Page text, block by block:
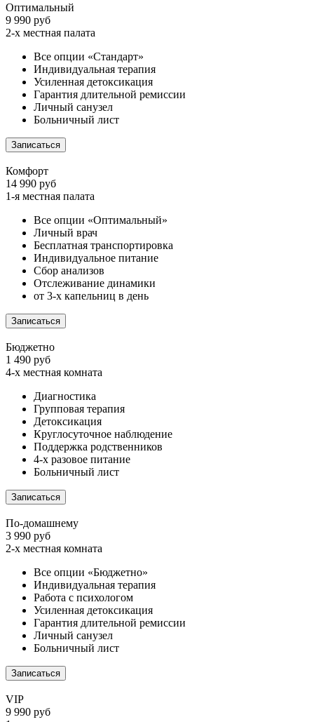
Оптимальный
9 990 руб
2-х местная палата
Все опции «Стандарт»
Индивидуальная терапия
Усиленная детоксикация
Гарантия длительной ремиссии
Личный санузел
Больничный лист
Записаться
Комфорт
14 990 руб
1-я местная палата
Все опции «Оптимальный»
Личный врач
Бесплатная транспортировка
Индивидуальное питание
Сбор анализов
Отслеживание динамики
от 3-х капельниц в день
Записаться
Бюджетно
1 490 руб
4-х местная комната
Диагностика
Групповая терапия
Детоксикация
Круглосуточное наблюдение
Поддержка родственников
4-х разовое питание
Больничный лист
Записаться
По-домашнему
3 990 руб
2-х местная комната
Все опции «Бюджетно»
Индивидуальная терапия
Работа с психологом
Усиленная детоксикация
Гарантия длительной ремиссии
Личный санузел
Больничный лист
Записаться
VIP
9 990 руб